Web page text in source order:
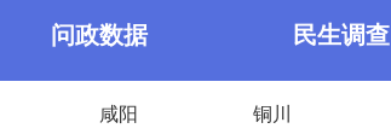
问政数据 民生调查
咸阳 铜川